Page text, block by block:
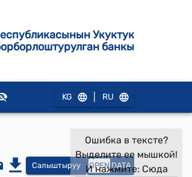
Укуктук
банкы
KG RU
Салыштыруу OPEN DATA
Ошибка в тексте?
Выделите ее мышкой!
И нажмите: Сюда